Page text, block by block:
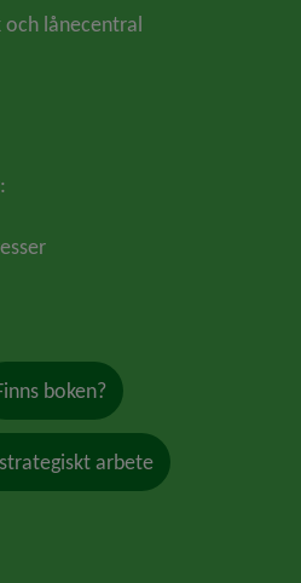
och lånecentral
boken?
arbete